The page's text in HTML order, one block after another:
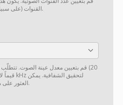
القنوات (على سبيل المثال، من 5.1 إلى ستيريو).
قم بتعيين معدل عينة الصوت. تتطلّب
العثور.